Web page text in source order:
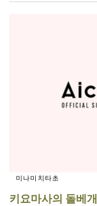
미나미치타초
키요마사의 돌베개